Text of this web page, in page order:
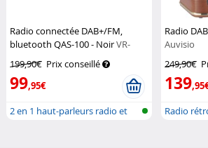
Radio connectée DAB+/FM,
bluetooth QAS-100 - NoirVR-
199,90€ Prix conseillé
99,95€
2 en 1 haut-parleurs radio et
Radio
Auvisio
249,90€
139
Radio